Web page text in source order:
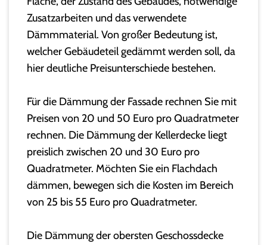
Zusatzarbeiten und das verwendete
Dämmmaterial. Von großer Bedeutung ist,
welcher Gebäudeteil gedämmt werden soll, da
hier deutliche Preisunterschiede bestehen.
Für die Dämmung der Fassade rechnen Sie mit
Preisen von 20 und 50 Euro pro Quadratmeter
rechnen. Die Dämmung der Kellerdecke liegt
preislich zwischen 20 und 30 Euro pro
Quadratmeter. Möchten Sie ein Flachdach
dämmen, bewegen sich die Kosten im Bereich
von 25 bis 55 Euro pro Quadratmeter.
Die Dämmung der obersten Geschossdecke